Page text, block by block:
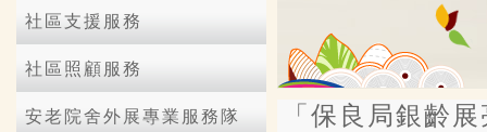
社區支援服務
社區照顧服務
安老院舍外展專業服務隊
「保良局銀齡